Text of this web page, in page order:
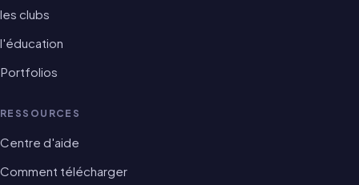
les clubs
l'éducation
Portfolios
RESSOURCES
Centre d'aide
Comment télécharger